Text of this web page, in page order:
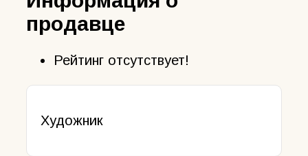
продавце
Рейтинг отсутствует!
Художник